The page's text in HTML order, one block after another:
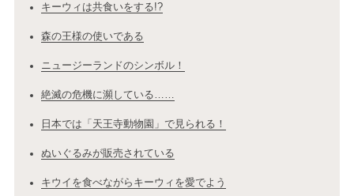
キーウィは共食いをする!?
森の王様の使いである
ニュージーランドのシンボル！
絶滅の危機に瀕している……
日本では「天王寺動物園」で見られる！
ぬいぐるみが販売されている
キウイを食べながらキーウィを愛でよう